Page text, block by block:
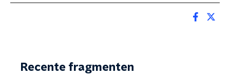
Recente fragmenten